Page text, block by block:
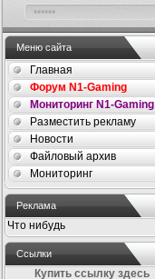
Меню сайта
Главная
Форум N1-Gaming
Мониторинг N1-Gaming
Разместить рекламу
Новости
Файловый архив
Мониторинг
Реклама
Что нибудь
Ссылки
Купить ссылку здесь